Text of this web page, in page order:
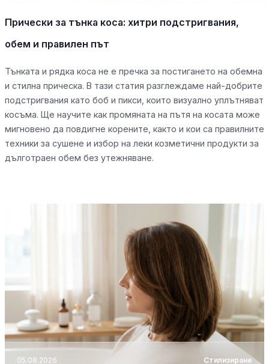
Прически за тънка коса: хитри подстригвания,
обем и правилен път
Тънката и рядка коса не е пречка за постигането на обемна
и стилна прическа. В тази статия разглеждаме най-добрите
подстригвания като боб и пикси, които визуално уплътняват
косъма. Ще научите как промяната на пътя на косата може
мигновено да повдигне корените, както и кои са правилните
техники за сушене и избор на леки козметични продукти за
дълготраен обем без утежняване.
05.08.2026 Стилизиране